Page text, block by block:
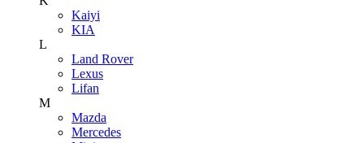
Kaiyi
KIA
L
Land Rover
Lexus
Lifan
M
Mazda
Mercedes